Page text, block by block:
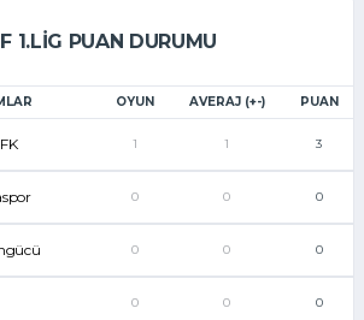
1.LIG PUAN DURUMU
OYUN AVERAJ (+-) PUAN
1 1 3
0 0 0
0 0 0
0 0 0